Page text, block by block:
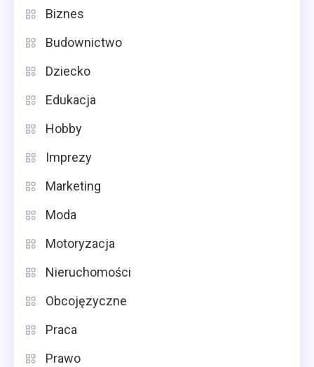
Biznes
Budownictwo
Dziecko
Edukacja
Hobby
Imprezy
Marketing
Moda
Motoryzacja
Nieruchomości
Obcojęzyczne
Praca
Prawo